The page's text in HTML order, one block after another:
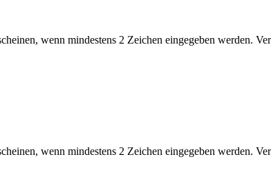
wenn mindestens 2 Zeichen eingegeben werden.
wenn mindestens 2 Zeichen eingegeben werden.